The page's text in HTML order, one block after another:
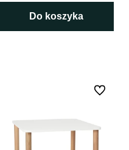
Do koszyka
Do